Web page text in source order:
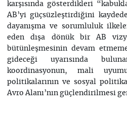
karşısında gösterdikleri
AB’yi güçsüzleştirdiğini
dayanışma ve sorumluluk
eden dışa dönük bir AB
bütünleşmesinin devam
gideceği uyarısında
koordinasyonun, mali
politikalarının ve sosyal
Avro Alanı’nın güçlendirilmesi